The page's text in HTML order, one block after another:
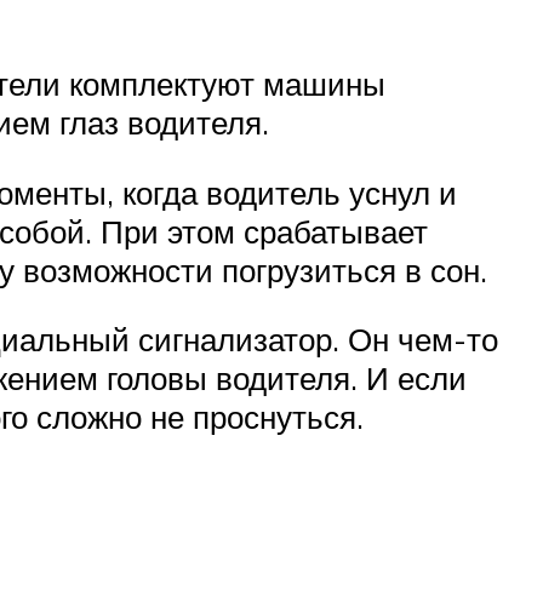
комплектуют машины
глаз водителя.
когда водитель уснул и
При этом срабатывает
погрузиться в сон.
сигнализатор. Он чем-то
головы водителя. И если
сложно не проснуться.